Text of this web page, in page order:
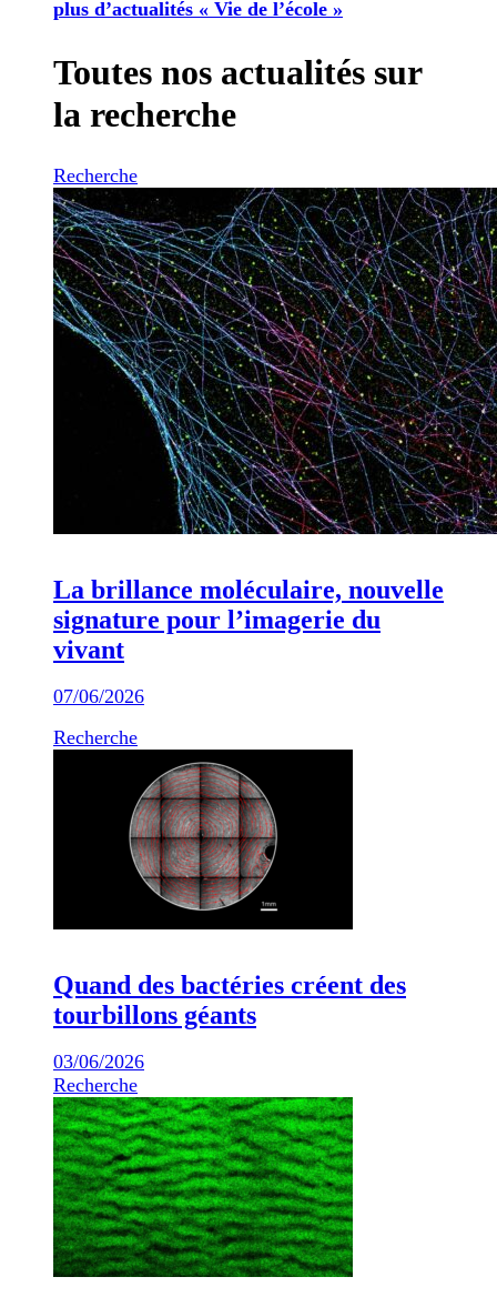
plus d’actualités « Vie de l’école »
Toutes nos actualités sur
la recherche
Recherche
La brillance moléculaire, nouvelle
signature pour l’imagerie du
vivant
07/06/2026
Recherche
Quand des bactéries créent des
tourbillons géants
03/06/2026
Recherche